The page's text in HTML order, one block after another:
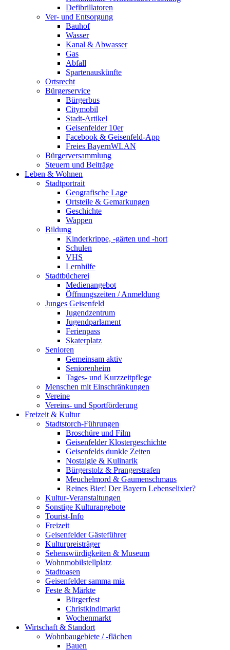
Defibrillatoren
Ver- und Entsorgung
Bauhof
Wasser
Kanal & Abwasser
Gas
Abfall
Spartenauskünfte
Ortsrecht
Bürgerservice
Bürgerbus
Citymobil
Stadt-Artikel
Geisenfelder 10er
Facebook & Geisenfeld-App
Freies BayernWLAN
Bürgerversammlung
Steuern und Beiträge
Leben & Wohnen
Stadtportrait
Geografische Lage
Ortsteile & Gemarkungen
Geschichte
Wappen
Bildung
Kinderkrippe, -gärten und -hort
Schulen
VHS
Lernhilfe
Stadtbücherei
Medienangebot
Öffnungszeiten / Anmeldung
Junges Geisenfeld
Jugendzentrum
Jugendparlament
Ferienpass
Skaterplatz
Senioren
Gemeinsam aktiv
Seniorenheim
Tages- und Kurzzeitpflege
Menschen mit Einschränkungen
Vereine
Vereins- und Sportförderung
Freizeit & Kultur
Stadtstorch-Führungen
Broschüre und Film
Geisenfelder Klostergeschichte
Geisenfelds dunkle Zeiten
Nostalgie & Kulinarik
Bürgerstolz & Prangerstrafen
Meuchelmord & Gaumenschmaus
Reines Bier! Der Bayern Lebenselixier?
Kultur-Veranstaltungen
Sonstige Kulturangebote
Tourist-Info
Freizeit
Geisenfelder Gästeführer
Kulturpreisträger
Sehenswürdigkeiten & Museum
Wohnmobilstellplatz
Stadtoasen
Geisenfelder samma mia
Feste & Märkte
Bürgerfest
Christkindlmarkt
Wochenmarkt
Wirtschaft & Standort
Wohnbaugebiete / -flächen
Bauen